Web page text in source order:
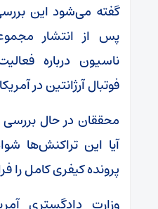
گفته می‌شود این
پس از انتشار
ناسیون درباره
فوتبال آرژانتین در
محققان در حال
آیا این تراکنش‌ها
پرونده کیفری کامل را